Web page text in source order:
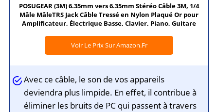
POSUGEAR (3M) 6.35mm vers 6.35mm Stéréo Câble 3M, 1/4
Mâle MâleTRS Jack Câble Tressé en Nylon Plaqué Or pour
Amplificateur, Électrique Basse, Clavier, Piano, Guitare
Voir Le Prix Sur Amazon.fr
Avec ce câble, le son de vos appareils
deviendra plus limpide. En effet, il contribue à
éliminer les bruits de PC qui passent à travers